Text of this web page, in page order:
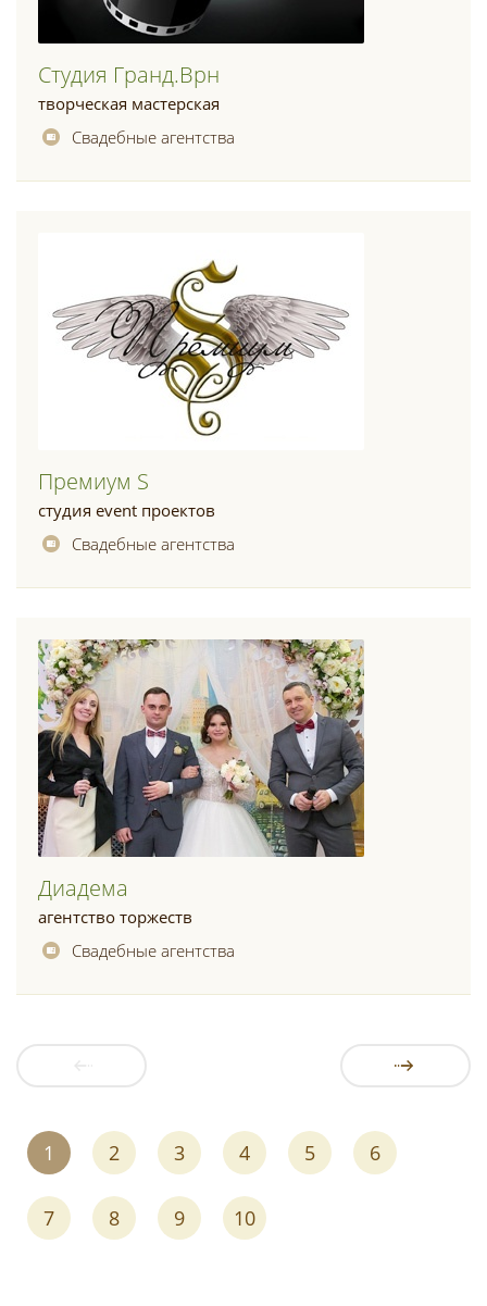
Студия Гранд.врн
творческая мастерская
Свадебные агентства
Премиум S
студия event проектов
Свадебные агентства
Диадема
агентство торжеств
Свадебные агентства
1 2 3 4 5 6
7 8 9 10